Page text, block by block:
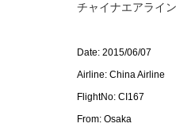
チャイナエアライ
Date: 2015/06/07
Airline: China Airline
FlightNo: CI167
From: Osaka